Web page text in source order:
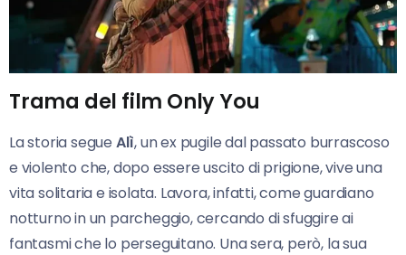
Trama del film Only You
La storia segue Alì, un ex pugile dal passato burrascoso
e violento che, dopo essere uscito di prigione, vive una
vita solitaria e isolata. Lavora, infatti, come guardiano
notturno in un parcheggio, cercando di sfuggire ai
fantasmi che lo perseguitano. Una sera, però, la sua